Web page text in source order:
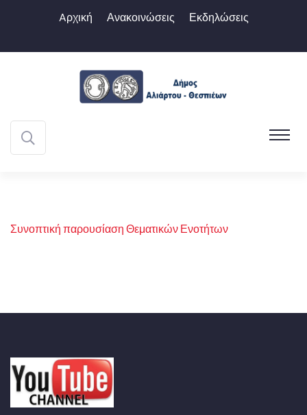
Aρχική Ανακοινώσεις Εκδηλώσεις
Συνοπτική παρουσίαση Θεματικών Ενοτήτων